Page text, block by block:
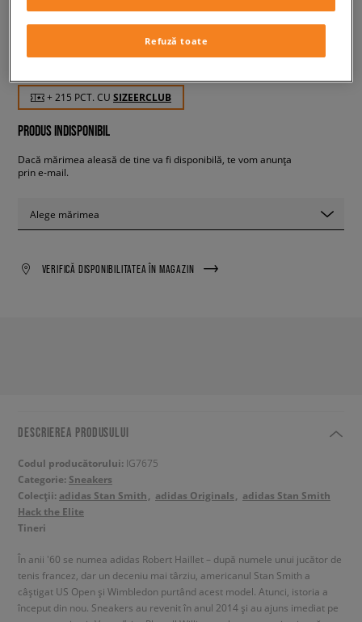
copii, sneakers
214,99 RON
+ 215 PCT. CU SIZEERCLUB
PRODUS INDISPONIBIL
Dacă mărimea aleasă de tine va fi disponibilă, te vom anunța
prin e-mail.
Alege mărimea
VERIFICĂ DISPONIBILITATEA ÎN MAGAZIN
DESCRIEREA PRODUSULUI
Codul producătorului: IG7675
Categorie: Sneakers
Colecții: adidas Stan Smith adidas Originals
adidas Stan Smith
Hack the Elite
Tineri
În anii '60 se numea adidas Robert Haillet – după numele unui jucător de
tenis francez, dar un deceniu mai târziu, americanul Stan Smith a
câștigat US Open și Wimbledon purtând acest model. Atunci, istoria a
început din nou. Sneakers au revenit în anul 2014 și au ajuns imediat pe
Refuză toate